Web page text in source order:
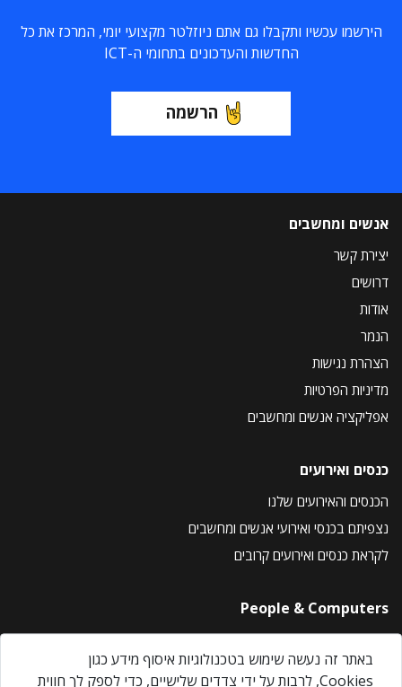
הירשמו עכשיו ותקבלו גם אתם ניוזלטר מקצועי יומי, המרכז את כל
החדשות והעדכונים בתחומי ה-ICT
הרשמה
אנשים ומחשבים
יצירת קשר
דרושים
אודות
הנמר
הצהרת נגישות
מדיניות הפרטיות
אפליקציה אנשים ומחשבים
כנסים ואירועים
הכנסים והאירועים שלנו
נצפיתם בכנסי ואירועי אנשים ומחשבים
לקראת כנסים ואירועים קרובים
People & Computers
About Us
Privacy Policy
באתר זה נעשה שימוש בטכנולוגיות איסוף מידע כגון
Cookies, לרבות על ידי צדדים שלישיים, כדי לספק לך חווית